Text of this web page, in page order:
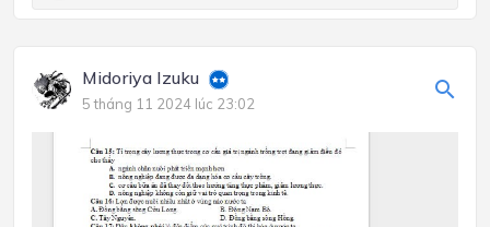
Midoriya Izuku
5 tháng 11 2024 lúc 23:02